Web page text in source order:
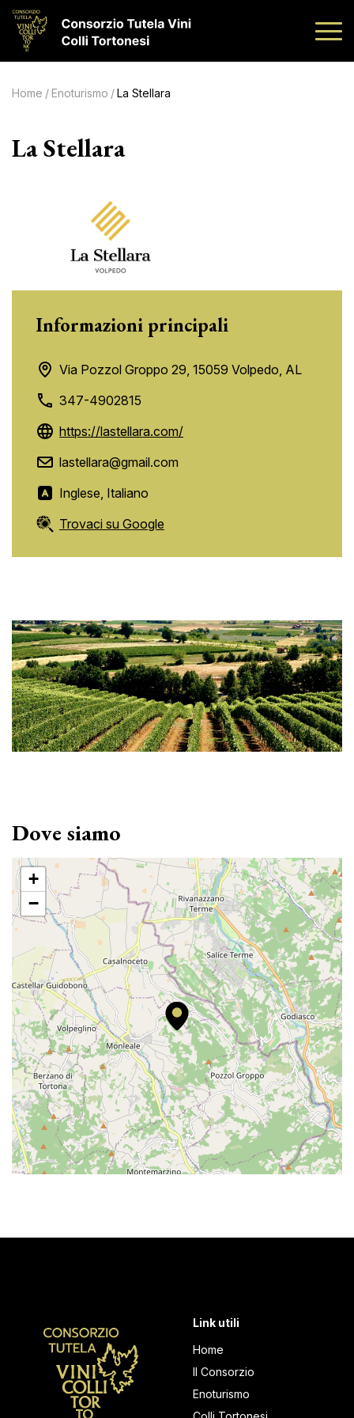
Home / Enoturismo /La Stellara
La Stellara
Informazioni principali
Via Pozzol Groppo 29, 15059 Volpedo, AL
347-4902815
https://lastellara.com/
lastellara@gmail.com
Inglese, Italiano
Trovaci su Google
Dove siamo
+
−
Link utili
Home
Il Consorzio
Enoturismo